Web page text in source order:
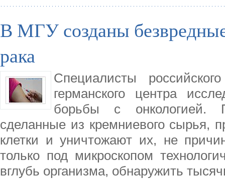
В МГУ созданы
рака
Специалисты
германского центра
борьбы с онкологией.
сделанные из кремниевого сырья,
клетки и уничтожают их, не
только под микроскопом
вглубь организма, обнаружить